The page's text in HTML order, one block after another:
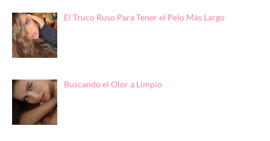
El Truco Ruso Para Tener el Pelo Más Largo
Buscando el Olor a Limpio